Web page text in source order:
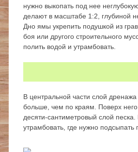
нужно выкопать под нее
делают в масштабе 1:2, глубиной
Дно ямы укрепить подушкой из
боя или другого строительного
полить водой и утрамбовать.
В центральной части слой
больше, чем по краям. Поверх
десяти-сантиметровый слой песка.
утрамбовать, где нужно подсыпать